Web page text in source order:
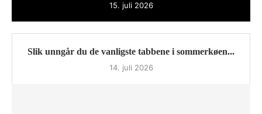
15. juli 2026
Slik unngår du de vanligste tabbene i sommerkøen...
14. juli 2026